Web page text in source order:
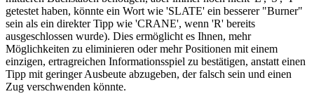
getestet haben, könnte ein Wort wie 'SLATE' ein besserer "Burner"
sein als ein direkter Tipp wie 'CRANE', wenn 'R' bereits
ausgeschlossen wurde). Dies ermöglicht es Ihnen, mehr
Möglichkeiten zu eliminieren oder mehr Positionen mit einem
einzigen, ertragreichen Informationsspiel zu bestätigen, anstatt einen
Tipp mit geringer Ausbeute abzugeben, der falsch sein und einen
Zug verschwenden könnte.